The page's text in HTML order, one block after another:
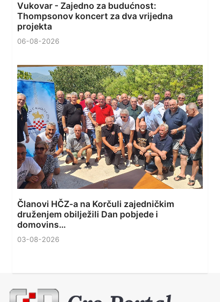
Vukovar - Zajedno za budućnost:
Thompsonov koncert za dva vrijedna
projekta
06-08-2026
Članovi HČZ-a na Korčuli zajedničkim
druženjem obilježili Dan pobjede i
domovins…
03-08-2026